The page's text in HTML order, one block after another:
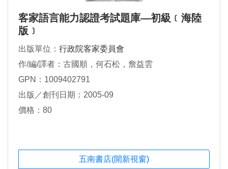
客家語言能力認證考試題庫—初級﹝海陸
版﹞
出版單位： 行政院客家委員會
作/編/譯者：古國順，何石松，詹益雲
GPN：1009402791
出版／創刊日期：2005-09
價格：80
五南書店(開新視窗)